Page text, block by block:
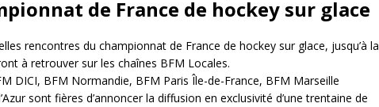
de France de hockey sur glace
rencontres du championnat de France de hockey sur glace, jusqu’à la
à retrouver sur les chaînes BFM Locales.
DICI, BFM Normandie, BFM Paris Île-de-France, BFM Marseille
sont fières d’annoncer la diffusion en exclusivité d’une trentaine de